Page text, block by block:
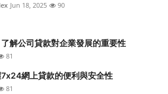
Jun 18, 2025 90
解公司貸款對企業發展的重要性
81
網上貸款的便利與安全性
81